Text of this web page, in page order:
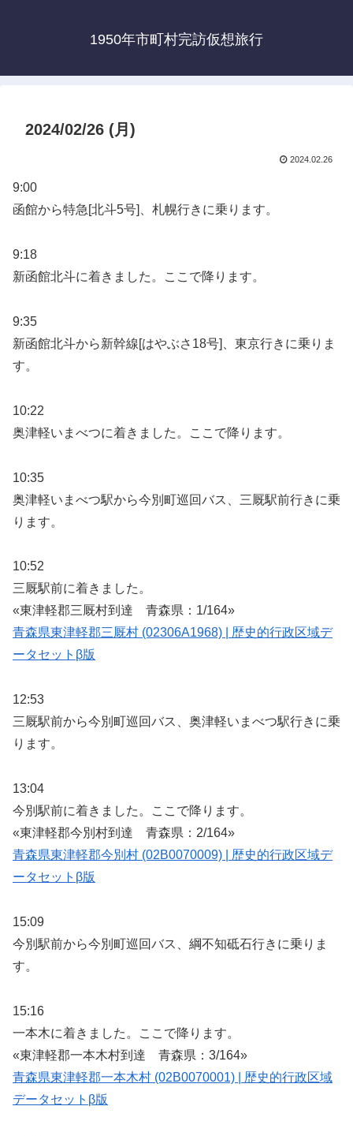
1950年市町村完訪仮想旅行
2024/02/26 (月)
2024.02.26
9:00
函館から特急[北斗5号]、札幌行きに乗ります。
9:18
新函館北斗に着きました。ここで降ります。
9:35
新函館北斗から新幹線[はやぶさ18号]、東京行きに乗りま
す。
10:22
奥津軽いまべつに着きました。ここで降ります。
10:35
奥津軽いまべつ駅から今別町巡回バス、三厩駅前行きに乗
ります。
10:52
三厩駅前に着きました。
«東津軽郡三厩村到達 青森県：1/164»
青森県東津軽郡三厩村 (02306A1968) | 歴史的行政区域デ
ータセットβ版
12:53
三厩駅前から今別町巡回バス、奥津軽いまべつ駅行きに乗
ります。
13:04
今別駅前に着きました。ここで降ります。
«東津軽郡今別村到達 青森県：2/164»
青森県東津軽郡今別村 (02B0070009) | 歴史的行政区域デ
ータセットβ版
15:09
今別駅前から今別町巡回バス、綱不知砥石行きに乗りま
す。
15:16
一本木に着きました。ここで降ります。
«東津軽郡一本木村到達 青森県：3/164»
青森県東津軽郡一本木村 (02B0070001) | 歴史的行政区域
データセットβ版